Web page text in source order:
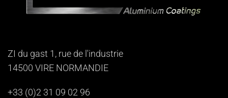
ZI du gast 1, rue de l'industrie
14500 VIRE NORMANDIE
+33 (0)2 31 09 02 96